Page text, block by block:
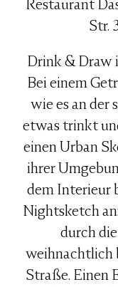
Restaurant
Str.
Drink & Draw
Bei einem
wie es an der
etwas trinkt
einen Urban
ihrer
dem Interieur
Nightsketch
durch
weihnachtlich
Straße. Einen